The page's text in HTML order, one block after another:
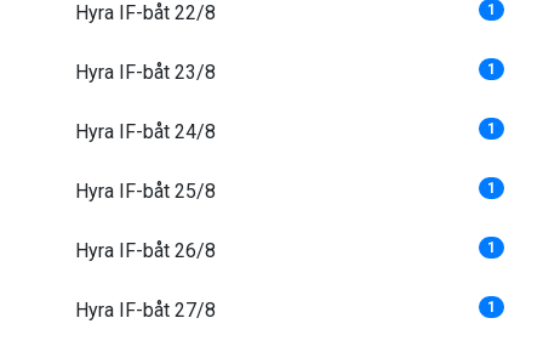
Hyra IF-båt 22/8 1
Hyra IF-båt 23/8 1
Hyra IF-båt 24/8 1
Hyra IF-båt 25/8 1
Hyra IF-båt 26/8 1
Hyra IF-båt 27/8 1